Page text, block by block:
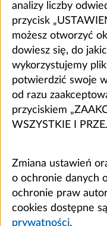
analizy liczby
przycisk
możesz otworzyć
dowiesz się, do
wykorzystujemy
potwierdzić swoje
od razu
przyciskiem
WSZYSTKIE I
Zmiana ustawień
o ochronie danych
ochronie praw
cookies dostępne
prywatności.